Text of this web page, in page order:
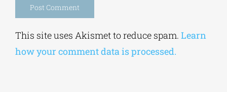
This site uses Akismet to reduce spam. Learn
how your comment data is processed.